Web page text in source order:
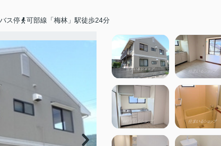
ス停 可部線「梅林」駅徒歩24分